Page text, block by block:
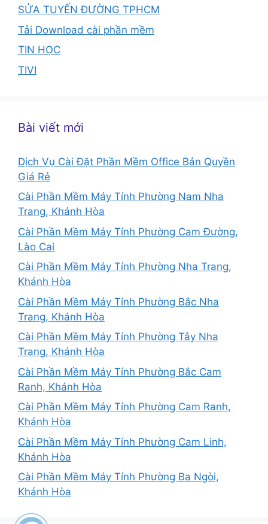
SỬA TUYẾN ĐƯỜNG TPHCM
Tải Download cài phần mềm
TIN HỌC
TIVI
Bài viết mới
Dịch Vụ Cài Đặt Phần Mềm Office Bản Quyền
Giá Rẻ
Cài Phần Mềm Máy Tính Phường Nam Nha
Trang, Khánh Hòa
Cài Phần Mềm Máy Tính Phường Cam Đường,
Lào Cai
Cài Phần Mềm Máy Tính Phường Nha Trang,
Khánh Hòa
Cài Phần Mềm Máy Tính Phường Bắc Nha
Trang, Khánh Hòa
Cài Phần Mềm Máy Tính Phường Tây Nha
Trang, Khánh Hòa
Cài Phần Mềm Máy Tính Phường Bắc Cam
Ranh, Khánh Hòa
Cài Phần Mềm Máy Tính Phường Cam Ranh,
Khánh Hòa
Cài Phần Mềm Máy Tính Phường Cam Linh,
Khánh Hòa
Cài Phần Mềm Máy Tính Phường Ba Ngòi,
Khánh Hòa